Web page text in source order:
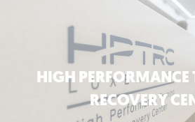
HIGH
RECOVERY